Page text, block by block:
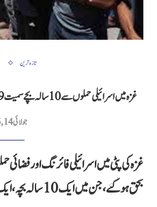
تازہ ترین
غزہ میں اسرائیلی حملوں سے 10 سالہ بچے سمیت 9 فلسطینی شہید، جنگ بندی مذاکرات پر بھی سایہ
جولائی 14, 2026
بحق ہو گئے، جن میں ایک 10 سالہ بچہ، ایک خاتون اور…